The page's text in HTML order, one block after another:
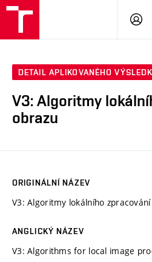
DETAIL APLIKOVANÉHO
V3: Algoritmy
obrazu
ORIGINÁLNÍ NÁZEV
V3: Algoritmy lokálního
ANGLICKÝ NÁZEV
V3: Algorithms for local image